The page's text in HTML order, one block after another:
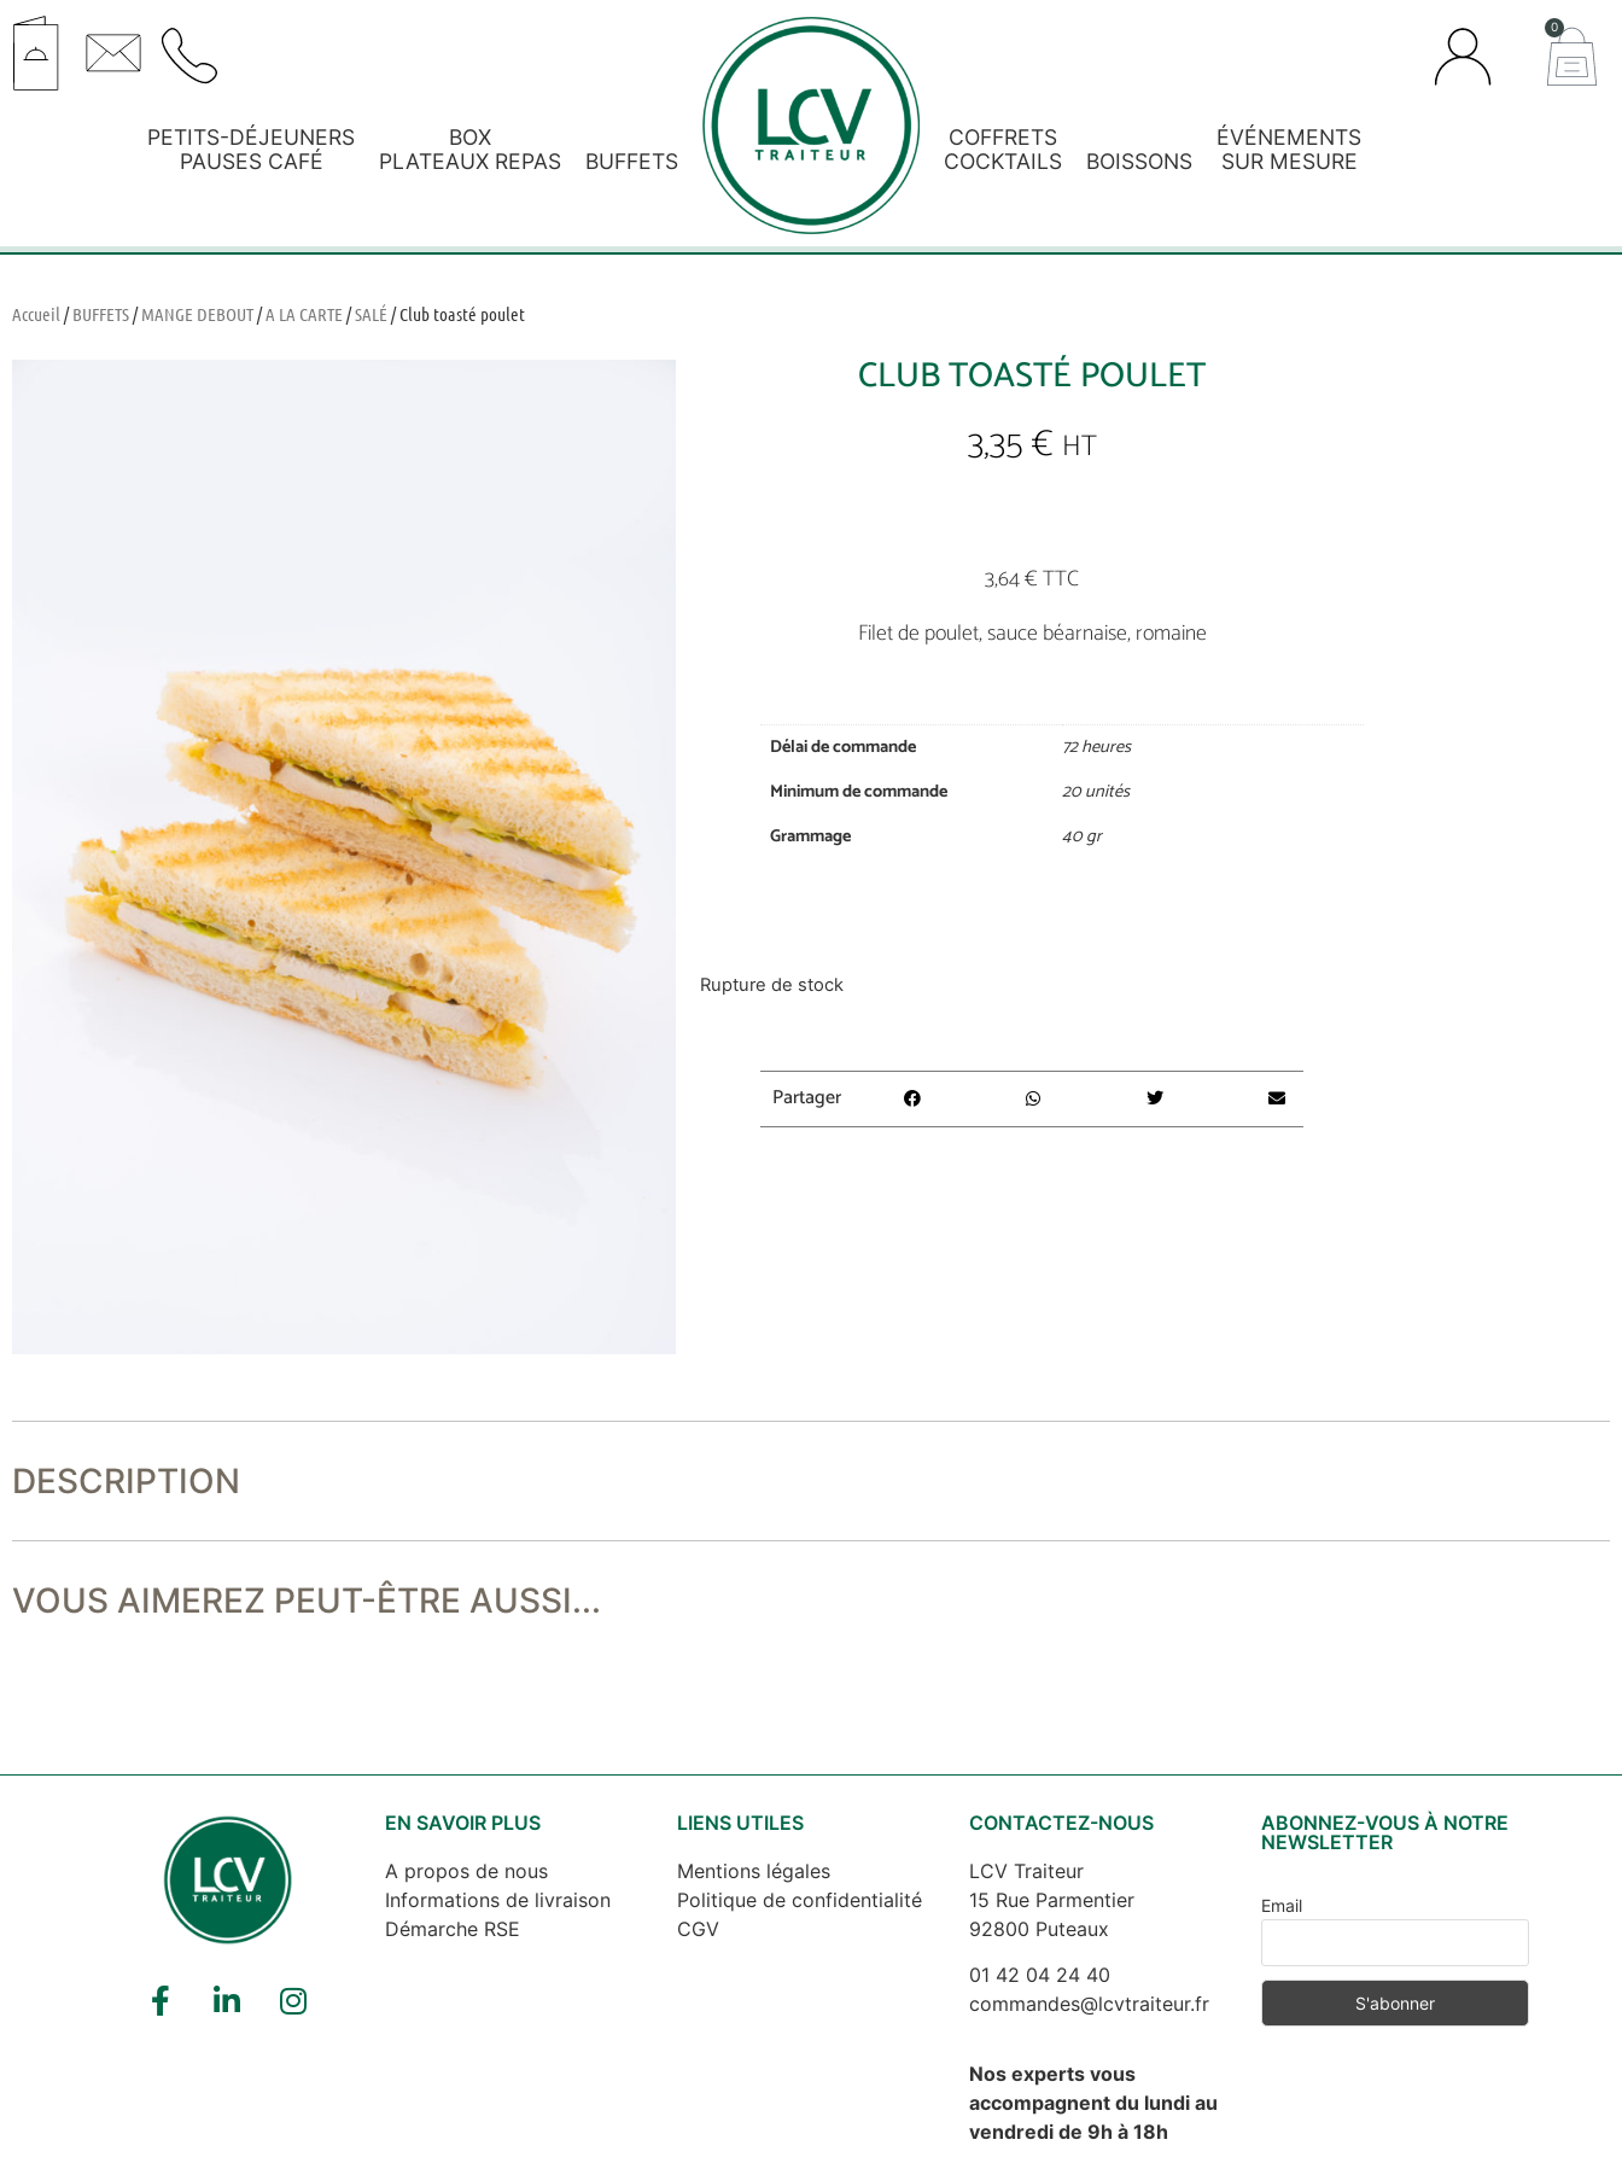
0
PETITS-DÉJEUNERS
PAUSES CAFÉ
BOX
PLATEAUX REPAS
BUFFETS
COFFRETS
COCKTAILS
BOISSONS
ÉVÉNEMENTS
SUR MESURE
Accueil /BUFFETS/MANGE DEBOUT/A LA CARTE /SALÉ / Club toasté poulet
CLUB TOASTÉ POULET
3,35€ HT
3,64 € TTC
Filet de poulet, sauce béarnaise, romaine
Délai de commande
72 heures
Minimum de commande
20 unités
Grammage
40 gr
Rupture de stock
Partager
DESCRIPTION
VOUS AIMEREZ PEUT-ÊTRE AUSSI...
EN SAVOIR PLUS
A propos de nous
Informations de livraison
Démarche RSE
LIENS UTILES
Mentions légales
Politique de confidentialité
CGV
CONTACTEZ-NOUS
LCV Traiteur
15 Rue Parmentier
92800 Puteaux
01 42 04 24 40
commandes@lcvtraiteur.fr
Nos experts vous
accompagnent du lundi au
vendredi de 9h à 18h
ABONNEZ-VOUS À NOTRE
NEWSLETTER
Email